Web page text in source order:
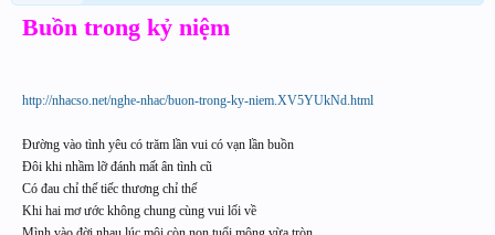
Buồn trong kỷ niệm
http://nhacso.net/nghe-nhac/buon-trong-ky-niem.XV5YUkNd.html
Đường vào tình yêu có trăm lần vui có vạn lần buồn
Đôi khi nhầm lỡ đánh mất ân tình cũ
Có đau chỉ thế tiếc thương chỉ thế
Khi hai mơ ước không chung cùng vui lối về